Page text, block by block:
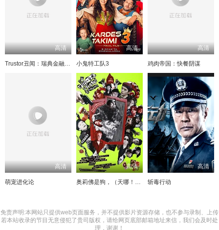
高清
Trustor丑闻：瑞典金融案内幕
高清
小鬼特工队3
高清
鸡肉帝国：快餐阴谋
高清
萌宠进化论
高清
奥莉佛是狗，（天哪！！）这家伙电影版
高清
斩毒行动
免责声明:本网站只提供web页面服务，并不提供影片资源存储，也不参与录制、上传
若本站收录的节目无意侵犯了贵司版权，请给网页底部邮箱地址来信，我们会及时处
理，谢谢！